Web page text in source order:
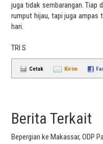
juga tidak sembarangan. Tiap
rumput hijau, tapi juga ampas
hari.
TRI S
Cetak Kirim
Berita Terkait
Bepergian ke Makassar, ODP